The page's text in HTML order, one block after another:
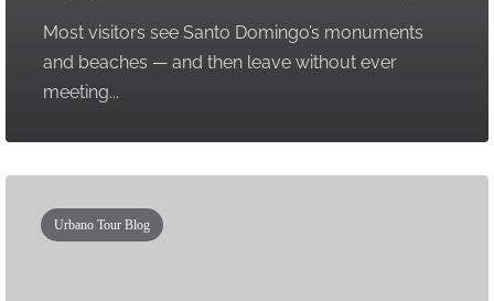
Most visitors see Santo Domingo’s monuments
and beaches — and then leave without ever
meeting...
Urbano Tour Blog